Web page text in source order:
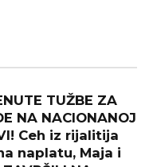
TUŽBE ZA
NA NACIONANOJ
Ceh iz rijalitija
naplatu, Maja i